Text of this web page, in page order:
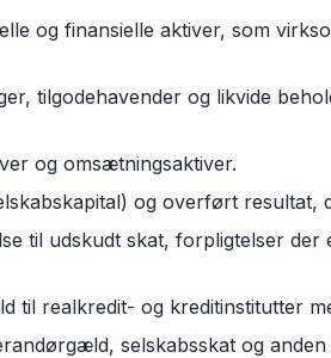
og finansielle aktiver, som
tilgodehavender og likvide
og omsætningsaktiver.
og overført resultat,
til udskudt skat, forpligtelser der
realkredit- og kreditinstitutter
selskabsskat og